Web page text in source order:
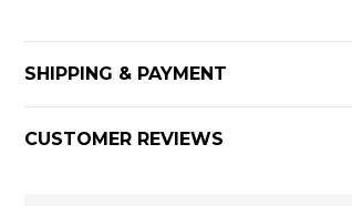
SHIPPING & PAYMENT
CUSTOMER REVIEWS